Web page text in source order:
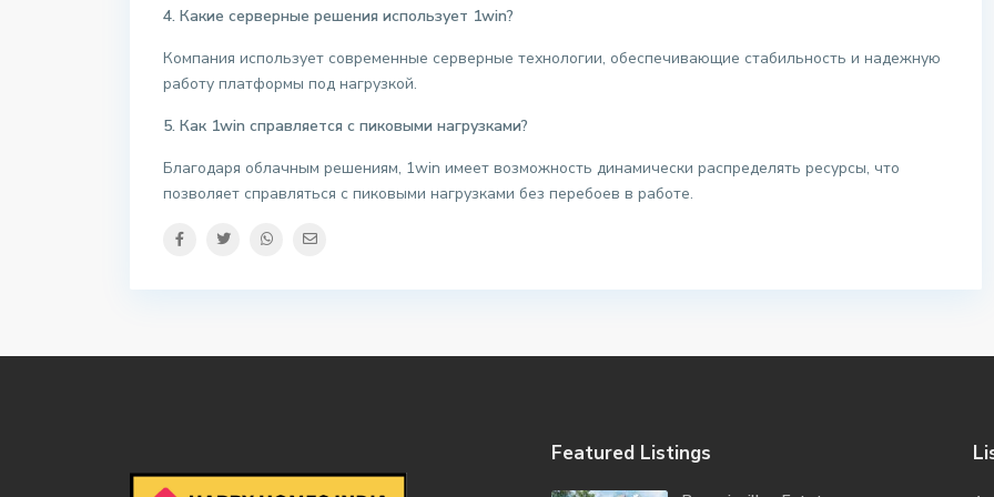
4. Какие серверные решения использует 1win?
Компания использует современные серверные технологии, обеспечивающие стабильность и надежную
работу платформы под нагрузкой.
5. Как 1win справляется с пиковыми нагрузками?
Благодаря облачным решениям, 1win имеет возможность динамически распределять ресурсы, что
позволяет справляться с пиковыми нагрузками без перебоев в работе.
Featured Listings